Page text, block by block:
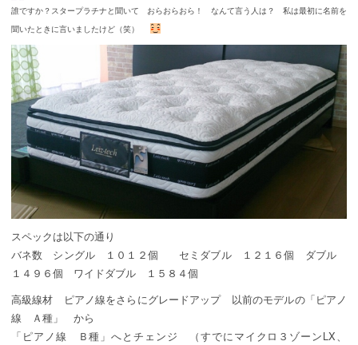
誰ですか？スタープラチナと聞いて おらおらおら！ なんて言う人は？ 私は最初に名前を
聞いたときに言いましたけど（笑）
スペックは以下の通り
バネ数 シングル １０１２個 セミダブル １２１６個 ダブル
１４９６個 ワイドダブル １５８４個
高級線材 ピアノ線をさらにグレードアップ 以前のモデルの「ピアノ
線 Ａ種」 から
「ピアノ線 Ｂ種」へとチェンジ （すでにマイクロ３ゾーンLX、